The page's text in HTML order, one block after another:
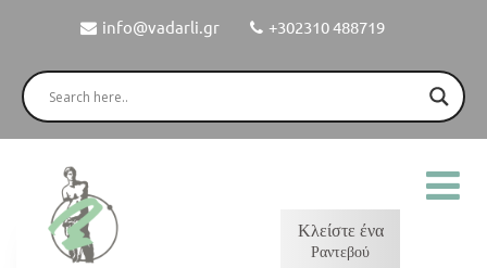
info@vadarli.gr +302310 488719
Κλείστε ένα
Ραντεβού